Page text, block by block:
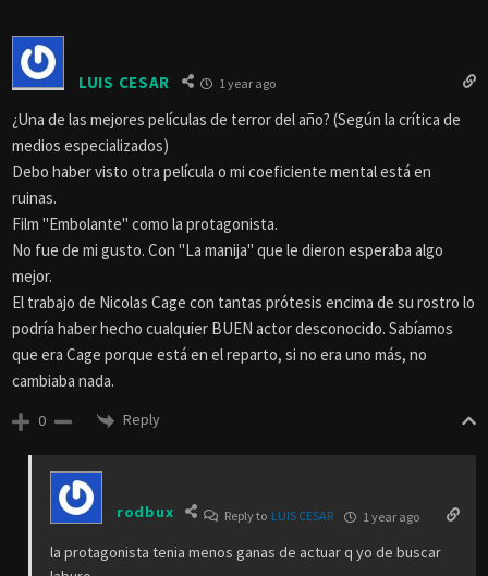
LUIS CESAR 1 year ago
¿Una de las mejores películas de terror del año? (Según la crítica de
medios especializados)
Debo haber visto otra película o mi coeficiente mental está en
ruinas.
Film "Embolante" como la protagonista.
No fue de mi gusto. Con "La manija" que le dieron esperaba algo
mejor.
El trabajo de Nicolas Cage con tantas prótesis encima de su rostro lo
podría haber hecho cualquier BUEN actor desconocido. Sabíamos
que era Cage porque está en el reparto, si no era uno más, no
cambiaba nada.
0 Reply
rodbux Reply to LUIS CESAR 1 year ago
la protagonista tenia menos ganas de actuar q yo de buscar